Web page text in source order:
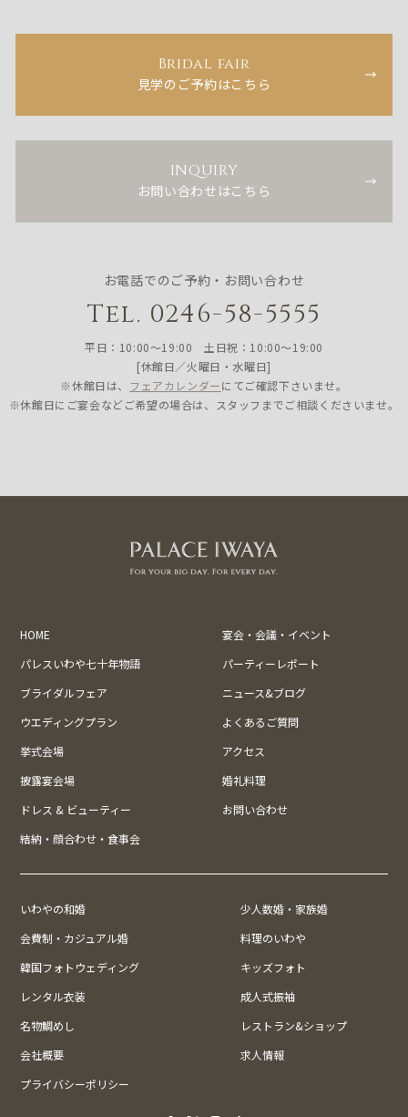
Bridal fair
見学のご予約はこちら
INQUIRY
お問い合わせはこちら
お電話でのご予約・お問い合わせ
Tel. 0246-58-5555
平日：10:00〜19:00 土日祝：10:00〜19:00
[休館日／火曜日・水曜日]
※休館日は、 フェアカレンダーにてご確認下さいませ。
※休館日にご宴会などご希望の場合は、スタッフまでご相談くださいませ。
HOME
宴会・会議・イベント
パレスいわや七十年物語
パーティーレポート
ブライダルフェア
ニュース&ブログ
ウエディングプラン
よくあるご質問
挙式会場
アクセス
披露宴会場
婚礼料理
ドレス & ビューティー
お問い合わせ
結納・顔合わせ・食事会
いわやの和婚
少人数婚・家族婚
会費制・カジュアル婚
料理のいわや
韓国フォトウェディング
キッズフォト
レンタル衣装
成人式振袖
名物鯛めし
レストラン&ショップ
会社概要
求人情報
プライバシーポリシー